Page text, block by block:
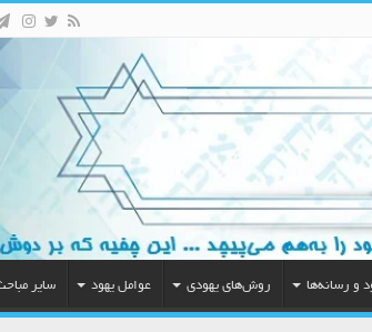
و رسانه‌ها روش‌های یهودی عوامل یهود سایر